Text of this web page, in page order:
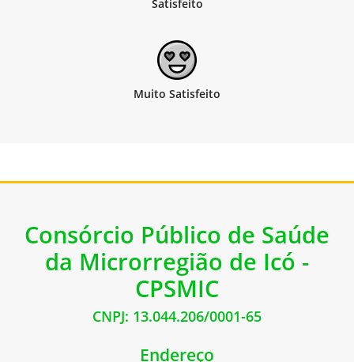
Consórcio Público de Saúde
da Microrregião de Icó -
CPSMIC
CNPJ: 13.044.206/0001-65
Endereço